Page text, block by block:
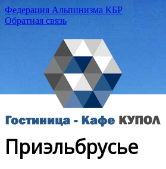
Федерация Альпинизма КБР
Обратная связь
Приэльбрусье